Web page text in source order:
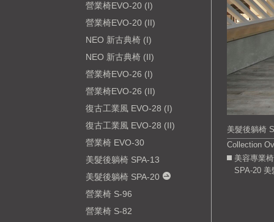
營業椅EVO-20 (I)
營業椅EVO-20 (II)
NEO 新古典椅 (I)
NEO 新古典椅 (II)
營業椅EVO-26 (I)
營業椅EVO-26 (II)
復古工業風 EVO-28 (I)
復古工業風 EVO-28 (II)
營業椅 EVO-30
美髮後躺椅 SPA-13
美髮後躺椅 SPA-20
營業椅 S-96
營業椅 S-82
美髮後躺椅
Collection
美容專業
SPA-20 美